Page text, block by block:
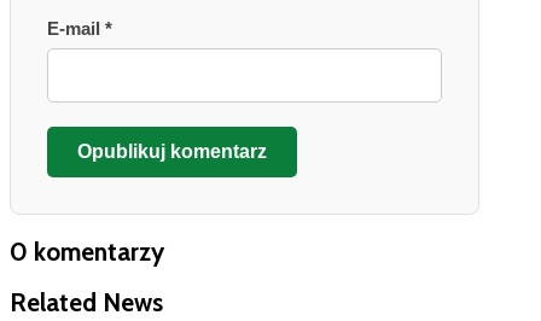
E-mail *
Opublikuj komentarz
0 komentarzy
Related News